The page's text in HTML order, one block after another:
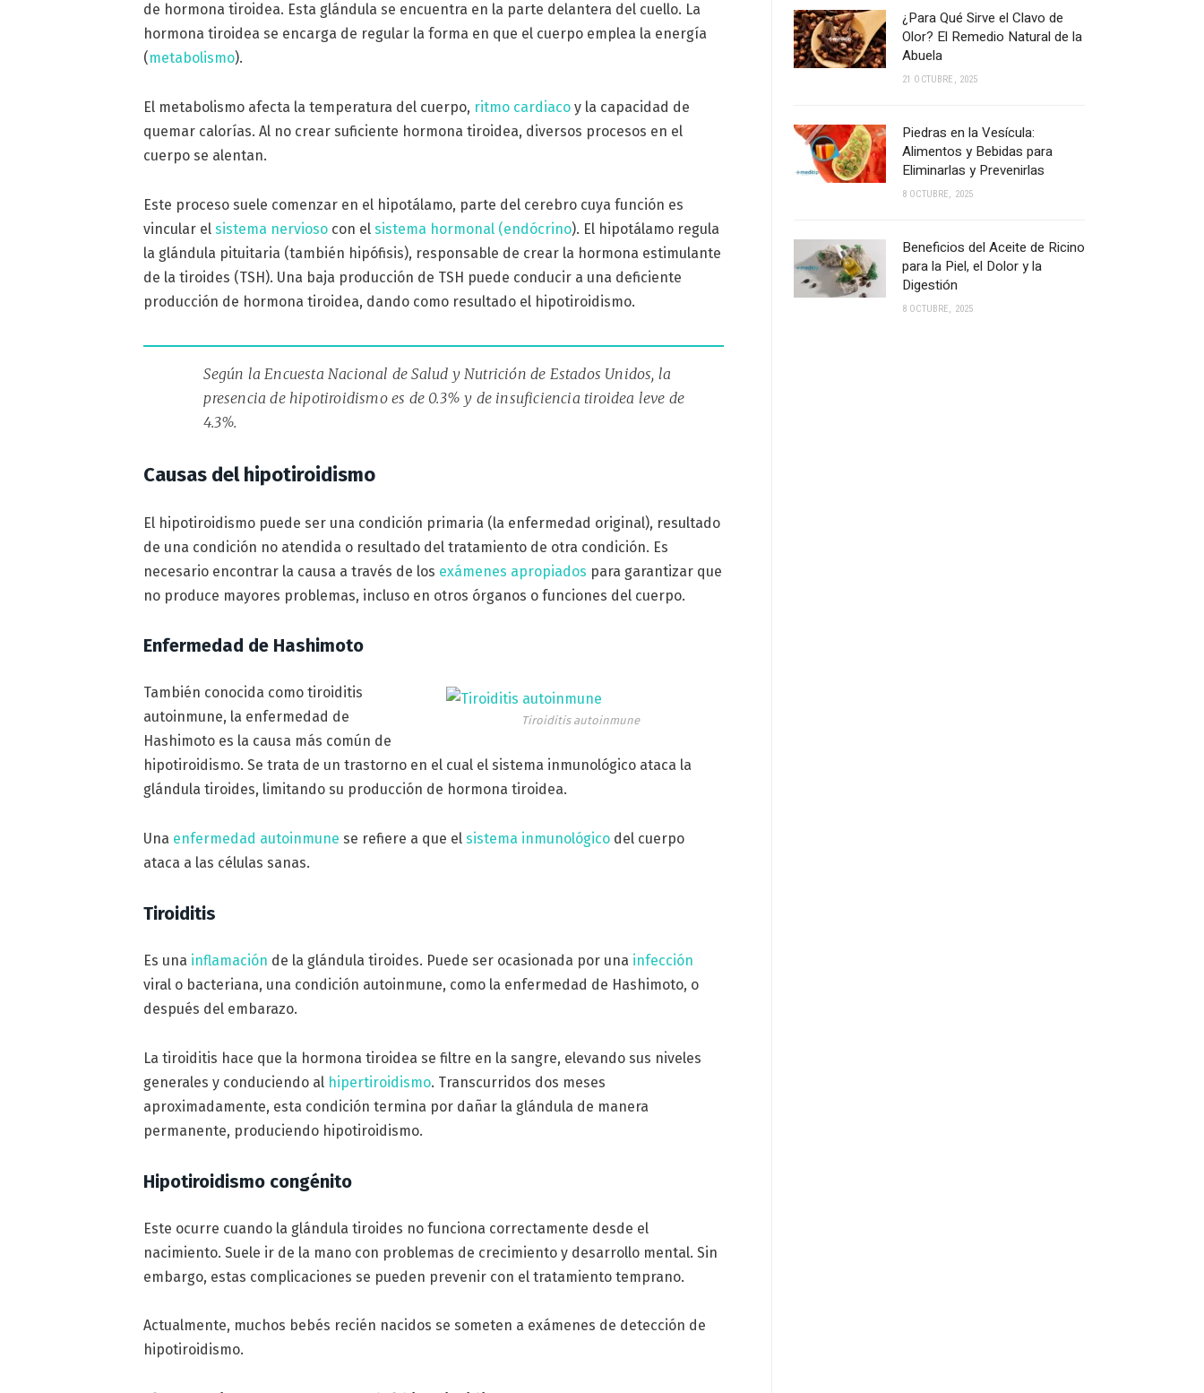
de hormona tiroidea. Esta glándula se encuentra en la parte delantera del cuello. La
hormona tiroidea se encarga de regular la forma en que el cuerpo emplea la energía
(metabolismo).
El metabolismo afecta la temperatura del cuerpo, ritmo cardiaco y la capacidad de
quemar calorías. Al no crear suficiente hormona tiroidea, diversos procesos en el
cuerpo se alentan.
Este proceso suele comenzar en el hipotálamo, parte del cerebro cuya función es
vincular elsistema nervioso con elsistema hormonal (endócrino). El hipotálamo regula
la glándula pituitaria (también hipófisis), responsable de crear la hormona estimulante
de la tiroides (TSH). Una baja producción de TSH puede conducir a una deficiente
producción de hormona tiroidea, dando como resultado el hipotiroidismo.
Según la Encuesta Nacional de Salud y Nutrición de Estados Unidos, la
presencia de hipotiroidismo es de 0.3% y de insuficiencia tiroidea leve de
4.3%.
Causas del hipotiroidismo
El hipotiroidismo puede ser una condición primaria (la enfermedad original), resultado
de una condición no atendida o resultado del tratamiento de otra condición. Es
necesario encontrar la causa a través de los exámenes apropiados para garantizar que
no produce mayores problemas, incluso en otros órganos o funciones del cuerpo.
Enfermedad de Hashimoto
Tiroiditis autoinmune
También conocida como tiroiditis
autoinmune, la enfermedad de
Hashimoto es la causa más común de
hipotiroidismo. Se trata de un trastorno en el cual el sistema inmunológico ataca la
glándula tiroides, limitando su producción de hormona tiroidea.
Una enfermedad autoinmune se refiere a que elsistema inmunológico del cuerpo
ataca a las células sanas.
Tiroiditis
Es una inflamación de la glándula tiroides. Puede ser ocasionada por una infección
viral o bacteriana, una condición autoinmune, como la enfermedad de Hashimoto, o
después del embarazo.
La tiroiditis hace que la hormona tiroidea se filtre en la sangre, elevando sus niveles
generales y conduciendo al hipertiroidismo. Transcurridos dos meses
aproximadamente, esta condición termina por dañar la glándula de manera
permanente, produciendo hipotiroidismo.
Hipotiroidismo congénito
Este ocurre cuando la glándula tiroides no funciona correctamente desde el
nacimiento. Suele ir de la mano con problemas de crecimiento y desarrollo mental. Sin
embargo, estas complicaciones se pueden prevenir con el tratamiento temprano.
Actualmente, muchos bebés recién nacidos se someten a exámenes de detección de
hipotiroidismo.
¿Para Qué Sirve el Clavo de
Olor? El Remedio Natural de la
Abuela
21 OCTUBRE, 2025
Piedras en la Vesícula:
Alimentos y Bebidas para
Eliminarlas y Prevenirlas
8 OCTUBRE, 2025
Beneficios del Aceite de Ricino
para la Piel, el Dolor y la
Digestión
8 OCTUBRE, 2025